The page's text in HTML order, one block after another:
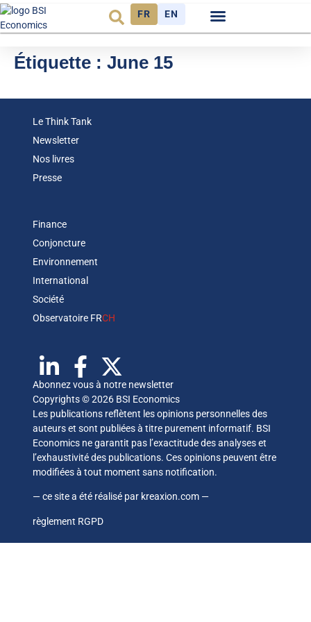
FR EN
Étiquette : June 15
Le Think Tank
Newsletter
Nos livres
Presse
Finance
Conjoncture
Environnement
International
Société
Observatoire FRCH
Abonnez vous à notre newsletter
Copyrights © 2026 BSI Economics
Les publications reflètent les opinions personnelles des
auteurs et sont publiées à titre purement informatif. BSI
Economics ne garantit pas l’exactitude des analyses et
l’exhaustivité des publications. Ces opinions peuvent être
modifiées à tout moment sans notification.
— ce site a été réalisé par kreaxion.com —
règlement RGPD